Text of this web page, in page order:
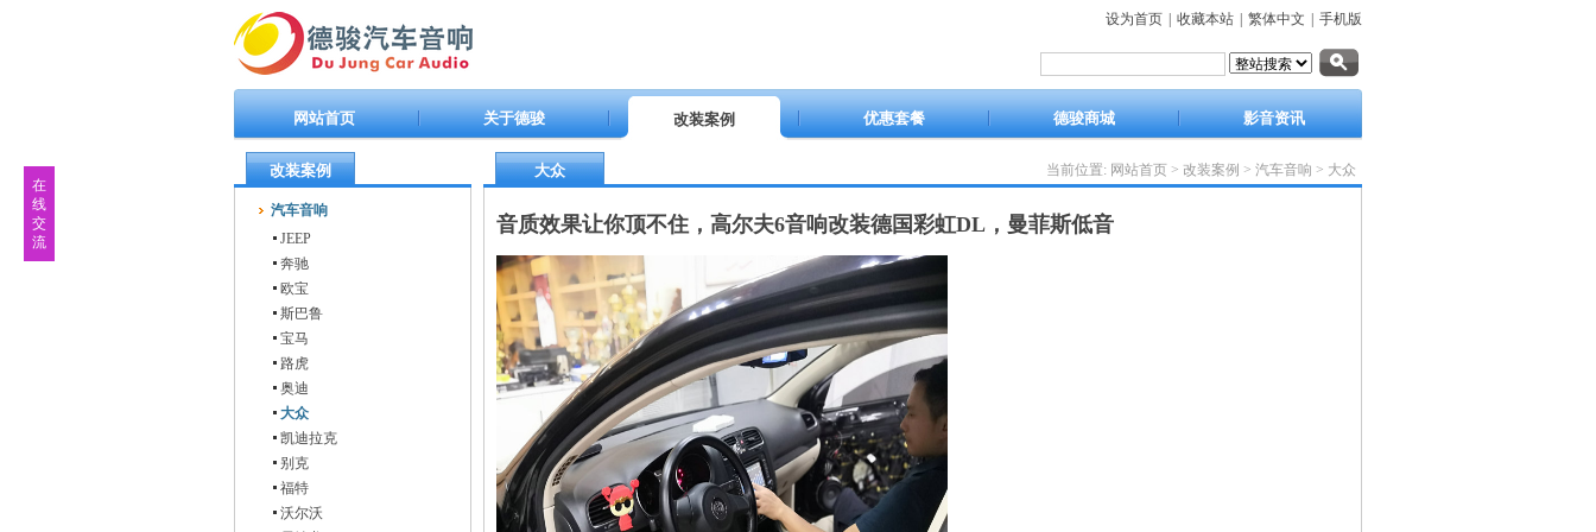
设为首页 收藏本站 繁体中文 手机版
网站首页 关于德骏 改装案例 优惠套餐 德骏商城 影音资讯
改装案例
汽车音响
JEEP
奔驰
欧宝
斯巴鲁
宝马
路虎
奥迪
大众
凯迪拉克
别克
福特
沃尔沃
当前位置: 网站首页 > 改装案例 > 汽车音响 > 大众
大众
音质效果让你顶不住，高尔夫6音响改装德国彩虹DL，曼菲斯低音
在
线
交
流